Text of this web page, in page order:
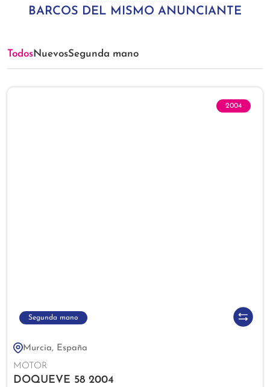
BARCOS DEL MISMO ANUNCIANTE
TodosNuevosSegunda mano
2004
Segunda mano
Murcia, España
MOTOR
DOQUEVE 58 2004